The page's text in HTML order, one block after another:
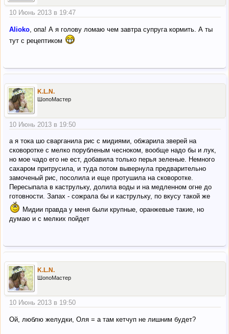
10 Июнь 2013 в 19:47
Alioko , опа! А я голову ломаю чем завтра супруга кормить. А ты
тут с рецептиком
K.L.N.
ШопоМастер
10 Июнь 2013 в 19:50
а я тока шо сварганила рис с мидиями, обжарила зверей на
сковоротке с мелко порубленым чесноком, вообще надо бы и лук,
но мое чадо его не ест, добавила только перья зеленые. Немного
сахаром притрусила, и туда потом вывернула предварительно
замоченый рис, посолила и еще протушила на сковоротке.
Пересыпала в каструльку, долила воды и на медленном огне до
готовности. Запах - сожрала бы и каструльку, по вкусу такой же
Мидии правда у меня были крупные, оранжевые такие, но
думаю и с мелких пойдет
K.L.N.
ШопоМастер
10 Июнь 2013 в 19:50
Ой, люблю желудки, Оля = а там кетчуп не лишним будет?